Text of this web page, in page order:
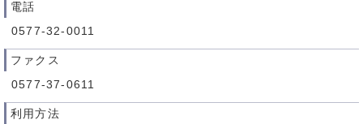
電話
0577-32-0011
ファクス
0577-37-0611
利用方法